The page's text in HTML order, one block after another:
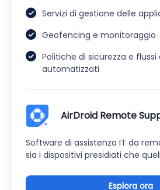
Servizi di gestione delle
Geofencing e monitoraggio
Politiche di sicurezza e flussi
automatizzati
AirDroid Remote
Software di assistenza IT da
sia i dispositivi presidiati che
Esplora ora